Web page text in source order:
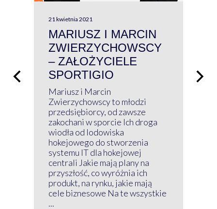
21 kwietnia 2021
MARIUSZ I MARCIN
ZWIERZYCHOWSCY
– ZAŁOŻYCIELE
SPORTIGIO
Mariusz i Marcin
Zwierzychowscy to młodzi
przedsiębiorcy, od zawsze
zakochani w sporcie Ich droga
wiodła od lodowiska
hokejowego do stworzenia
systemu IT dla hokejowej
centrali Jakie mają plany na
przyszłość, co wyróżnia ich
produkt, na rynku, jakie mają
cele biznesowe Na te wszystkie
...